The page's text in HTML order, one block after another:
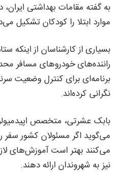
موارد ابتلا را کودکان تشکیل
بسیاری از کارشناسان از اینکه
راننده‌های خودروهای مسافر
برنامه‌ای برای کنترل وضعیت
نگرانی کرده‌اند.
بابک عشرتی، متخصص
می‌گوید اگر مسئولان کشور سفر
می‌کنند بهتر است آموزش‌های
نیز به شهروندان ارائه دهند.